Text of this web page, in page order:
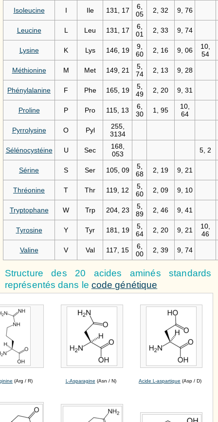
Isoleucine I Ile 131, 17
6,
05
2, 32 9, 76
Leucine L Leu 131, 17
6,
01
2, 33 9, 74
Lysine K Lys 146, 19
9,
60
2, 16 9, 06
10,
54
Méthionine M Met 149, 21
5,
74
2, 13 9, 28
Phénylalanine F Phe 165, 19
5,
49
2, 20 9, 31
Proline P Pro 115, 13
6,
30
1, 95
10,
64
Pyrrolysine O Pyl
255,
3134
Sélénocystéine U Sec
168,
053
5, 2
Sérine S Ser 105, 09
5,
68
2, 19 9, 21
Thréonine T Thr 119, 12
5,
60
2, 09 9, 10
Tryptophane W Trp 204, 23
5,
89
2, 46 9, 41
Tyrosine Y Tyr 181, 19
5,
64
2, 20 9, 21
10,
46
Valine V Val 117, 15
6,
00
2, 39 9, 74
Structure des 20 acides aminés standards
représentés dans le code génétique
(Arg / R) -Asparagine (Asn / N) Acide -aspartique (Asp / D)